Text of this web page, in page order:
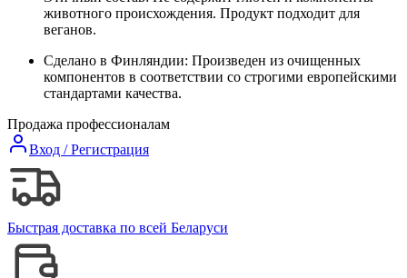
животного происхождения. Продукт подходит для
веганов.
Сделано в Финляндии: Произведен из очищенных
компонентов в соответствии со строгими европейскими
стандартами качества.
Продажа профессионалам
Вход / Регистрация
Быстрая доставка по всей Беларуси